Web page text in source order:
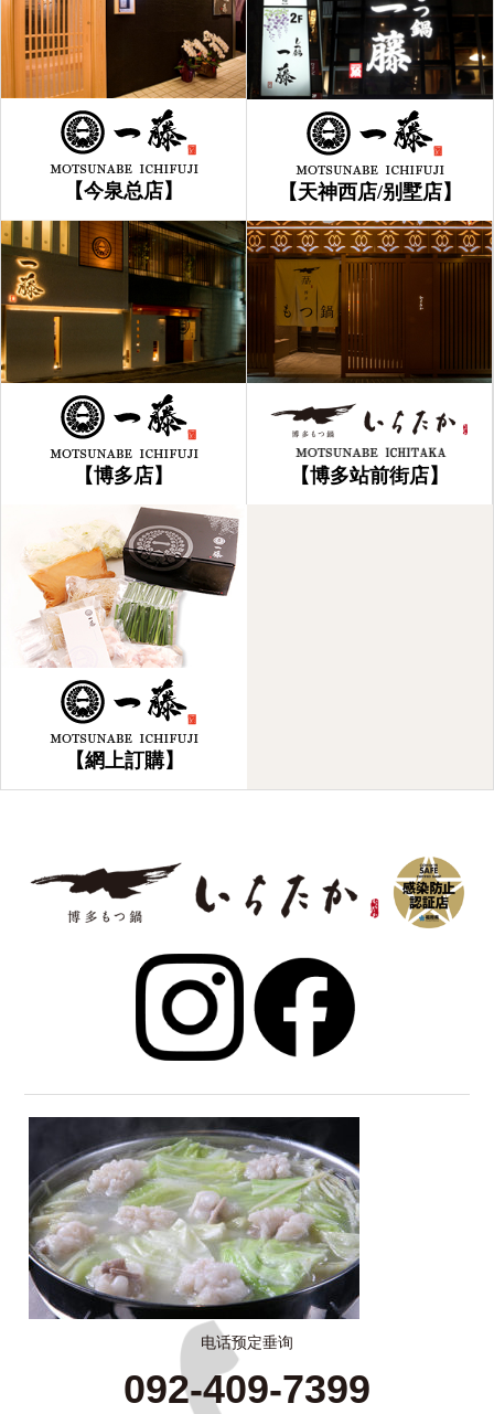
【今泉总店】 【天神西店/别墅店】
【博多店】 【博多站前街店】
【網上訂購】
电话预定垂询
092-409-7399